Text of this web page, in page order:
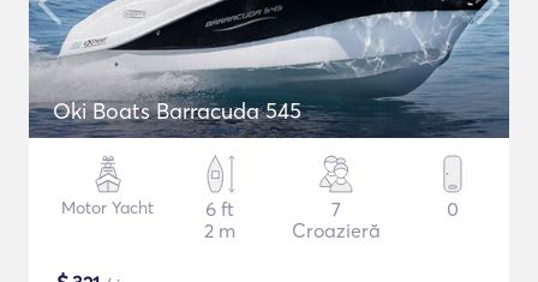
Oki Boats Barracuda 545
Motor Yacht
6 ft
2 m
7
Croazieră
0